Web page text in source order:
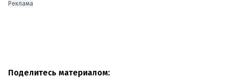
Реклама
Поделитесь материалом: